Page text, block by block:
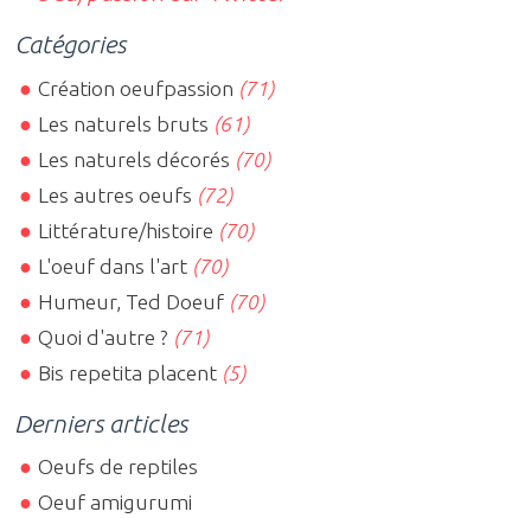
Catégories
Création oeufpassion (71)
Les naturels bruts (61)
Les naturels décorés (70)
Les autres oeufs (72)
Littérature/histoire (70)
L'oeuf dans l'art (70)
Humeur, Ted Doeuf (70)
Quoi d'autre ? (71)
Bis repetita placent (5)
Derniers articles
Oeufs de reptiles
Oeuf amigurumi